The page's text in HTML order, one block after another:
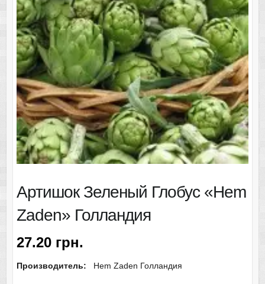
Артишок Зеленый Глобус «Hem
Zaden» Голландия
27.20 грн.
Производитель: Hem Zaden Голландия